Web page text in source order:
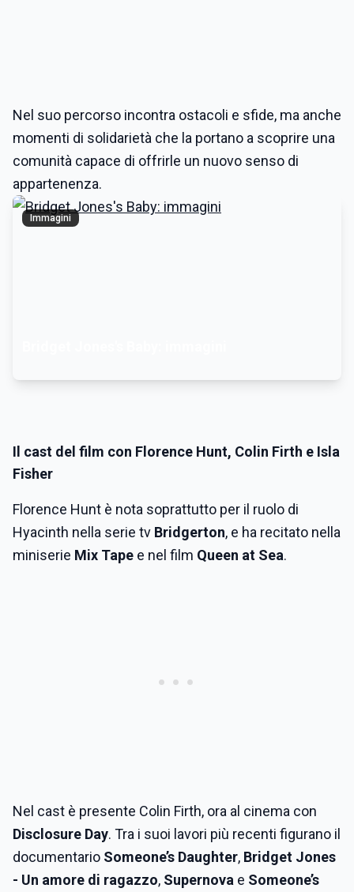
Nel suo percorso incontra ostacoli e sfide, ma anche
momenti di solidarietà che la portano a scoprire una
comunità capace di offrirle un nuovo senso di
appartenenza.
Immagini
Il cast del film con Florence Hunt, Colin Firth e Isla
Fisher
Florence Hunt è nota soprattutto per il ruolo di
Hyacinth nella serie tv Bridgerton, e ha recitato nella
miniserie Mix Tape e nel film Queen at Sea.
Nel cast è presente Colin Firth, ora al cinema con
Disclosure Day. Tra i suoi lavori più recenti figurano il
documentario Someone’s Daughter, Bridget Jones
- Un amore di ragazzo, Supernova e Someone’s